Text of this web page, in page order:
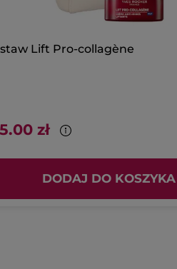
Lift Pro-collagène
zł
DODAJ DO KOSZYKA